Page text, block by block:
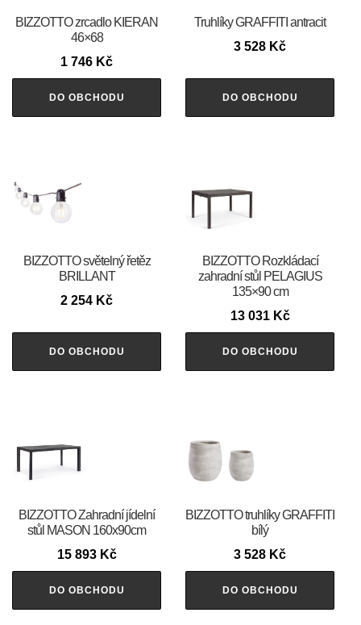
BIZZOTTO zrcadlo KIERAN
46×68
1 746 Kč
DO OBCHODU
Truhlíky GRAFFITI antracit
3 528 Kč
DO OBCHODU
BIZZOTTO světelný řetěz
BRILLANT
2 254 Kč
DO OBCHODU
BIZZOTTO Rozkládací
zahradní stůl PELAGIUS
135×90 cm
13 031 Kč
DO OBCHODU
BIZZOTTO Zahradní jídelní
stůl MASON 160x90cm
15 893 Kč
DO OBCHODU
BIZZOTTO truhlíky GRAFFITI
bílý
3 528 Kč
DO OBCHODU